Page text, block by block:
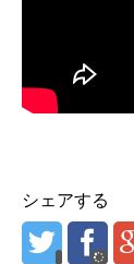
シェアする